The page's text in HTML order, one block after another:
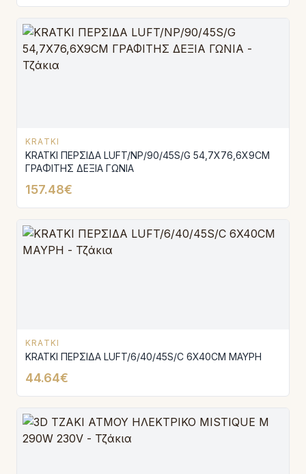
KRATKI
KRATKI ΠΕΡΣΙΔΑ LUFT/NP/90/45S/G 54,7X76,6X9CM
ΓΡΑΦΙΤΗΣ ΔΕΞΙΑ ΓΩΝΙΑ
157.48€
KRATKI
KRATKI ΠΕΡΣΙΔΑ LUFT/6/40/45S/C 6X40CM ΜΑΥΡΗ
44.64€